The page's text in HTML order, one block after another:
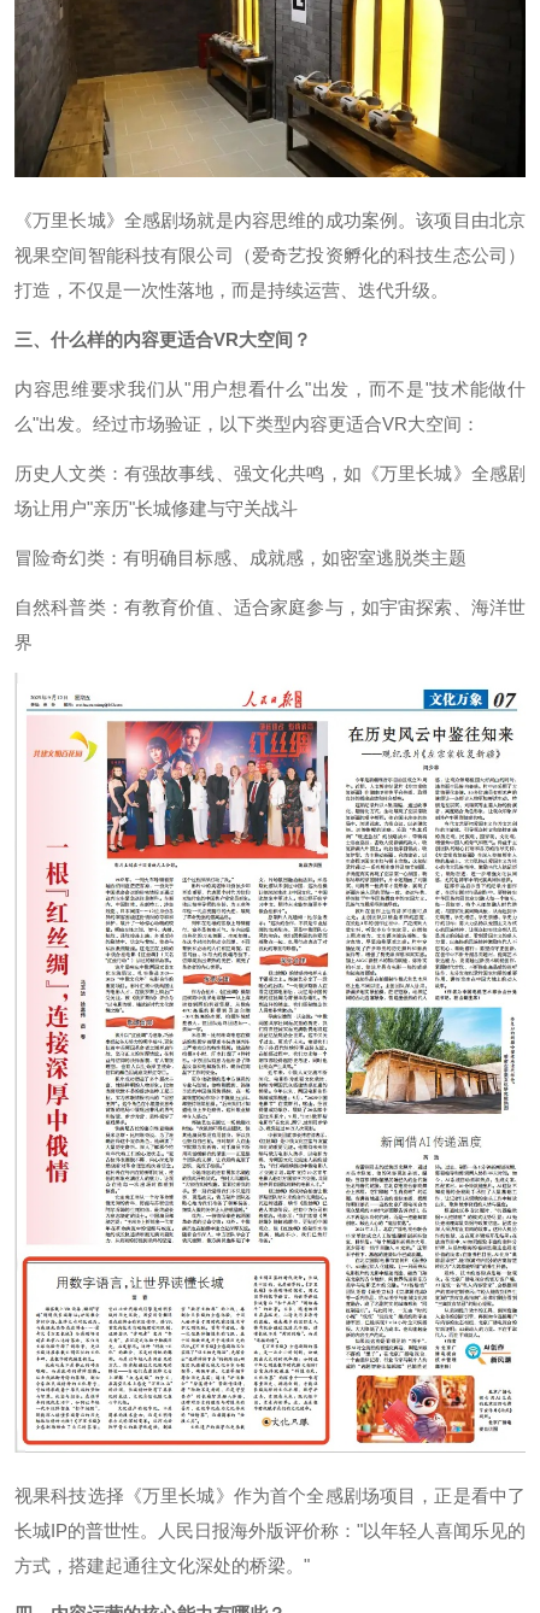
《万里长城》全感剧场就是内容思维的成功案例。该项目由北京
视果空间智能科技有限公司（爱奇艺投资孵化的科技生态公司）
打造，不仅是一次性落地，而是持续运营、迭代升级。
三、什么样的内容更适合VR大空间？
内容思维要求我们从"用户想看什么"出发，而不是"技术能做什
么"出发。经过市场验证，以下类型内容更适合VR大空间：
历史人文类：有强故事线、强文化共鸣，如《万里长城》全感剧
场让用户"亲历"长城修建与守关战斗
冒险奇幻类：有明确目标感、成就感，如密室逃脱类主题
自然科普类：有教育价值、适合家庭参与，如宇宙探索、海洋世
界
视果科技选择《万里长城》作为首个全感剧场项目，正是看中了
长城IP的普世性。人民日报海外版评价称："以年轻人喜闻乐见的
方式，搭建起通往文化深处的桥梁。"